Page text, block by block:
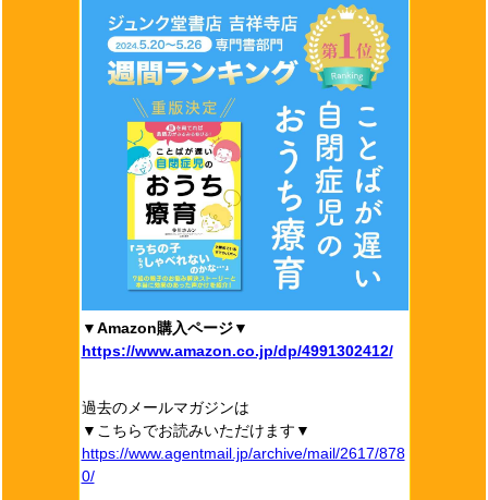
▼Amazon購入ページ▼
https://www.amazon.co.jp/dp/4991302412/
過去のメールマガジンは
▼こちらでお読みいただけます▼
https://www.agentmail.jp/archive/mail/2617/878
0/